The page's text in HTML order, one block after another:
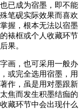
已成为宿墨，即不能
笔砚实际效果而喜欢
握，根本无法以宿墨
裱框或个人收藏环节
果。
画，也可采用一般办
或完全选用宿墨，用
作，虽是用对墨跟新
焦而发生积墨结痂的
藏环节中会出现什么